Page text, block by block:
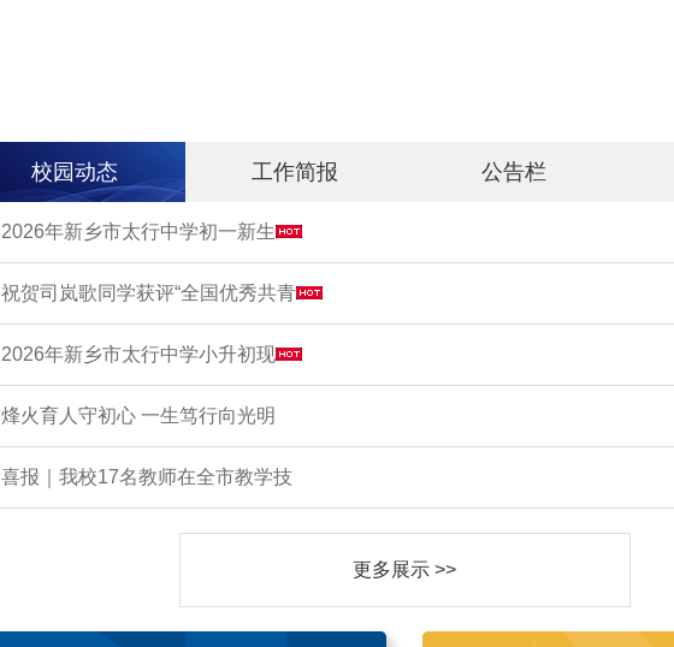
校园动态 工作简报 公告栏
2026年新乡市太行中学初一新生
祝贺司岚歌同学获评“全国优秀共青
2026年新乡市太行中学小升初现
烽火育人守初心 一生笃行向光明
喜报｜我校17名教师在全市教学技
更多展示 >>